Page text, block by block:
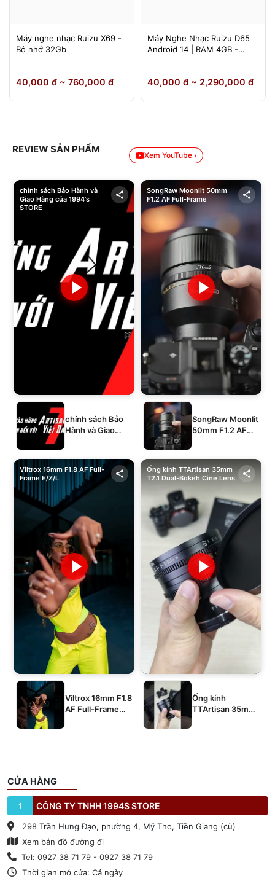
Máy nghe nhạc Ruizu X69 -
Bộ nhớ 32Gb
40,000 đ ~ 760,000 đ
Máy Nghe Nhạc Ruizu D65
Android 14 | RAM 4GB -
64GB Chính Hãng
40,000 đ ~ 2,290,000 đ
REVIEW SẢN PHẨM
Xem YouTube ›
chính sách Bảo Hành và
Giao Hàng của 1994's
STORE
chính sách Bảo
Hành và Giao
SongRaw Moonlit 50mm
F1.2 AF Full-Frame
SongRaw Moonlit
50mm F1.2 AF
Viltrox 16mm F1.8 AF Full-
Frame E/Z/L
Viltrox 16mm F1.8
AF Full-Frame
Ống kính TTArtisan 35mm
T2.1 Dual-Bokeh Cine Lens
Ống kính
TTArtisan 35mm
CỬA HÀNG
1 CÔNG TY TNHH 1994S STORE
298 Trần Hưng Đạo, phường 4, Mỹ Tho, Tiền Giang (cũ)
Xem bản đồ đường đi
Tel: 0927 38 71 79 - 0927 38 71 79
Thời gian mở cửa: Cả ngày